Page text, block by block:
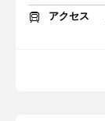
アクセス